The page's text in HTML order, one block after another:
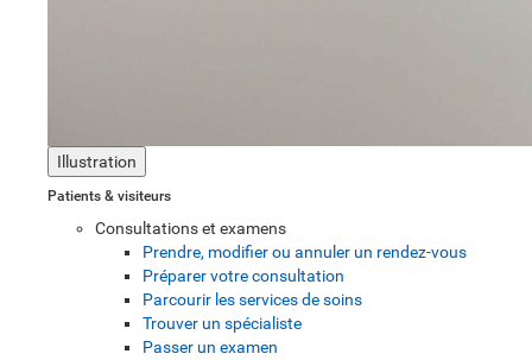
Illustration
Patients & visiteurs
Consultations et examens
Prendre, modifier ou annuler un rendez-vous
Préparer votre consultation
Parcourir les services de soins
Trouver un spécialiste
Passer un examen